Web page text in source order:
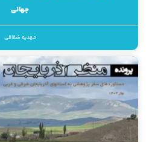
جهانی
مهدیه شقاقی